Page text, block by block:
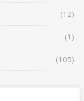
(12)
(1)
(105)